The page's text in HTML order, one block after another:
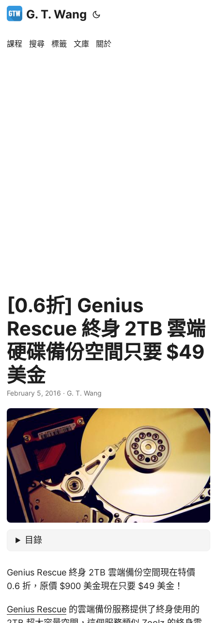
G. T. Wang
課程 搜尋 標籤 文庫 關於
[0.6折] Genius
Rescue 終身 2TB 雲端
硬碟備份空間只要 $49
美金
February 5, 2016 · G. T. Wang
目錄
Genius Rescue 終身 2TB 雲端備份空間現在特價
0.6 折，原價 $900 美金現在只要 $49 美金！
Genius Rescue 的雲端備份服務提供了終身使用的